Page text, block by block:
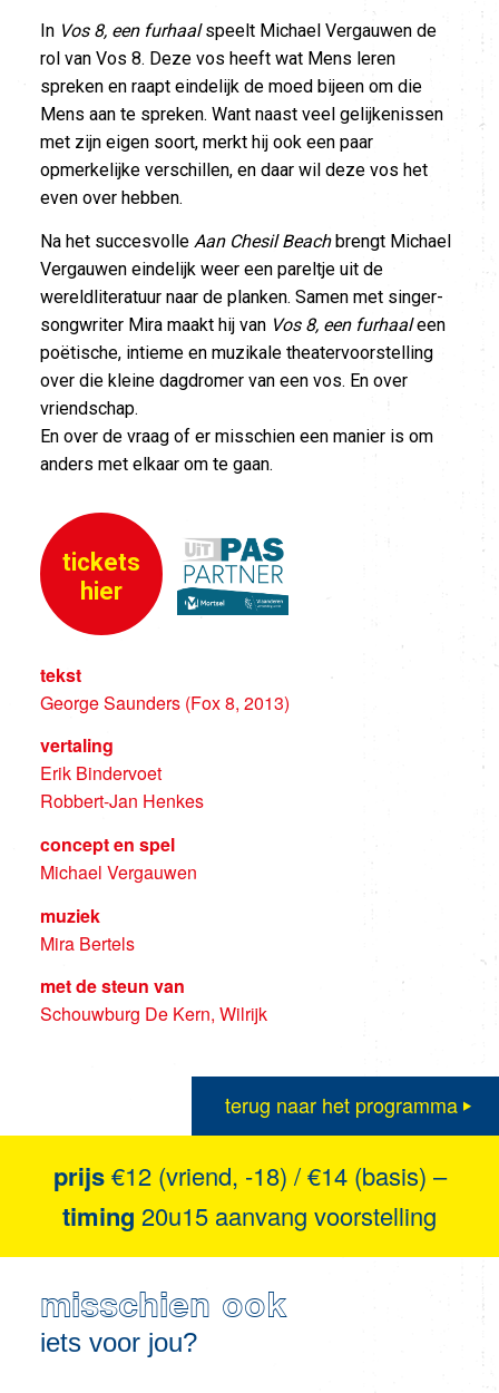
tekst
George Saunders (Fox 8, 2013)
vertaling
Erik Bindervoet
Robbert-Jan Henkes
concept en spel
Michael Vergauwen
muziek
Mira Bertels
met de steun van
Schouwburg De Kern, Wilrijk
In Vos 8, een furhaalspeelt Michael Vergauwen de
rol van Vos 8. Deze vos heeft wat Mens leren
spreken en raapt eindelijk de moed bijeen om die
Mens aan te spreken. Want naast veel gelijkenissen
met zijn eigen soort, merkt hij ook een paar
opmerkelijke verschillen, en daar wil deze vos het
even over hebben.
Na het succesvolle Aan Chesil Beachbrengt Michael
Vergauwen eindelijk weer een pareltje uit de
wereldliteratuur naar de planken. Samen met singer-
songwriter Mira maakt hij van Vos 8, een furhaaleen
poëtische, intieme en muzikale theatervoorstelling
over die kleine dagdromer van een vos. En over
vriendschap.
En over de vraag of er misschien een manier is om
anders met elkaar om te gaan.
tickets
hier
terug naar het programma
prijs€12 (vriend, -18) / €14 (basis) –
timing 20u15 aanvang voorstelling
misschien ook
iets voor jou?